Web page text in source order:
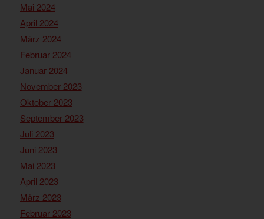
Mai 2024
April 2024
März 2024
Februar 2024
Januar 2024
November 2023
Oktober 2023
September 2023
Juli 2023
Juni 2023
Mai 2023
April 2023
März 2023
Februar 2023